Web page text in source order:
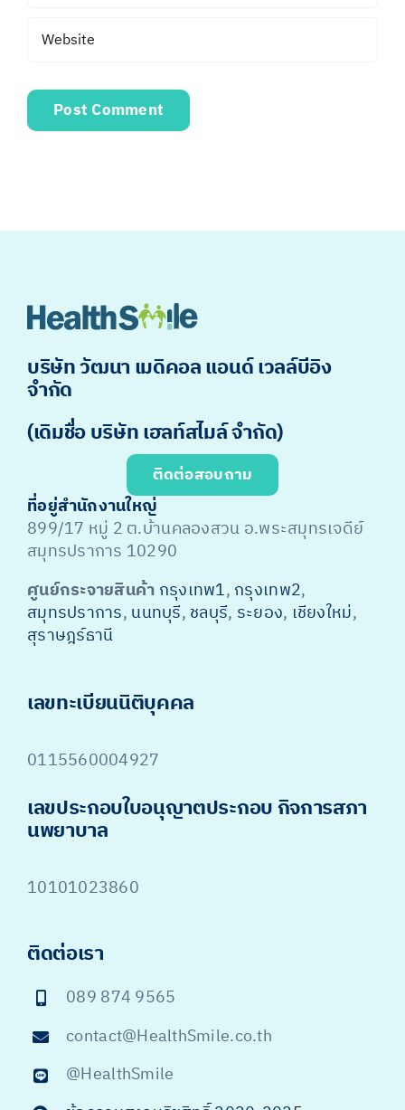
บริษัท วัฒนา เมดิคอล แอนด์ เวลล์บีอิง
จำกัด
(เดิมชื่อ บริษัท เฮลท์สไมล์ จำกัด)
ติดต่อสอบถาม
ที่อยู่สำนักงานใหญ่
899/17 หมู่ 2 ต.บ้านคลองสวน อ.พระสมุทรเจดีย์
สมุทรปราการ 10290
ศูนย์กระจายสินค้า กรุงเทพ1, กรุงเทพ2,
สมุทรปราการ, นนทบุรี, ชลบุรี, ระยอง, เชียงใหม่,
สุราษฎร์ธานี
เลขทะเบียนนิติบุคคล
0115560004927
เลขประกอบใบอนุญาตประกอบ กิจการสภา
นพยาบาล
10101023860
ติดต่อเรา
089 874 9565
contact@HealthSmile.co.th
@HealthSmile